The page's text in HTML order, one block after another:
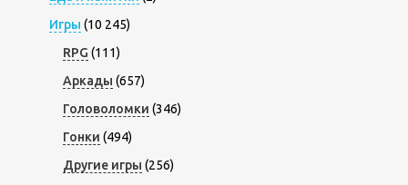
Игры (10 245)
RPG (111)
Аркады (657)
Головоломки (346)
Гонки (494)
Другие игры (256)